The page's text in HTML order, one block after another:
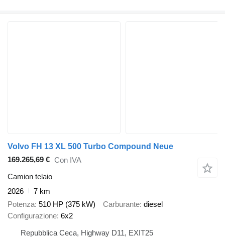
Volvo FH 13 XL 500 Turbo Compound Neue
169.265,69 € Con IVA
Camion telaio
2026
7 km
Potenza 510 HP (375 kW) Carburante diesel
Configurazione 6x2
Repubblica Ceca, Highway D11, EXIT25